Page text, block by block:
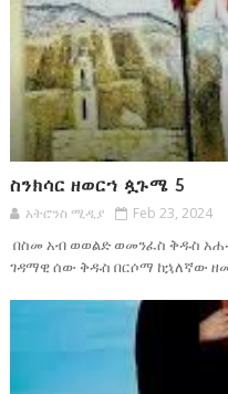
ስንክሳር ዘወርኀ ጷጉሜ 5
አትሮንስ ሚዲያ Feb 23, 2024
በስመ አብ ወወልድ ወመንፈስ ቅዱስ
ገዳማዊ ሰው ቅዱስ በርሶማ ከኋለኛው